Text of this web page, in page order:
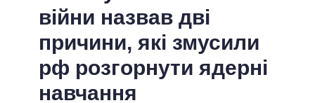
ПОДІЇ
СТАТТІ
ДУМКИ
ОГЛЯДИ
ДАЙДЖЕСТИ
ЕКОНОМІКА
СУСПІЛЬСТВО
ПОЛIТИКИ
УСІ ПОЛІТИКИ
ПРЕЗИДЕНТ І ОФІС
ВЕРХОВНА РАДА
ІНФОГРАФІКА
війни назвав дві
причини, які змусили
рф розгорнути ядерні
навчання